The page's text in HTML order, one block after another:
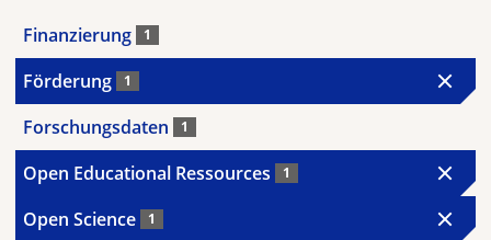
Finanzierung 1
Förderung 1
Forschungsdaten 1
Open Educational Ressources 1
Open Science 1